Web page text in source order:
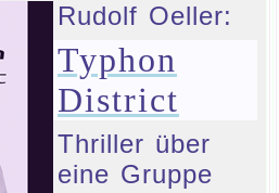
Rudolf Oeller:
Typhon
District
Thriller über
eine Gruppe